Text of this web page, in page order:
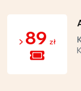
89 zł